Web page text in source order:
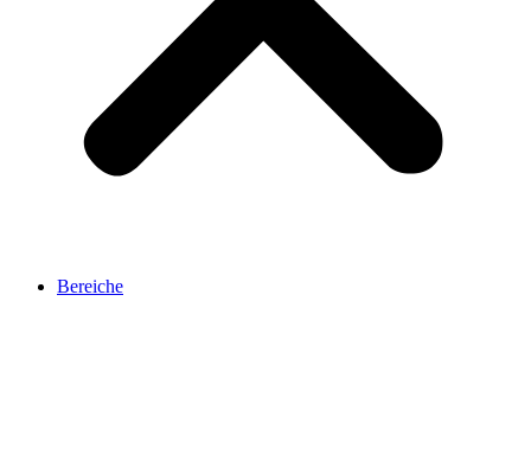
Bereiche